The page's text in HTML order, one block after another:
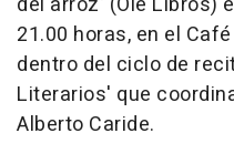
21.00 horas, en el
dentro del ciclo de
Literarios' que
Alberto Caride.